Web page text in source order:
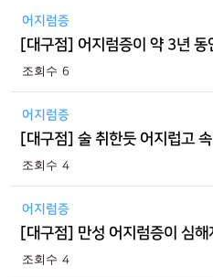
어지럼증
[대구점] 어지럼증이 약 3년
6
어지럼증
[대구점] 술 취한듯 어지럽고
4
어지럼증
[대구점] 만성 어지럼증이 심
4